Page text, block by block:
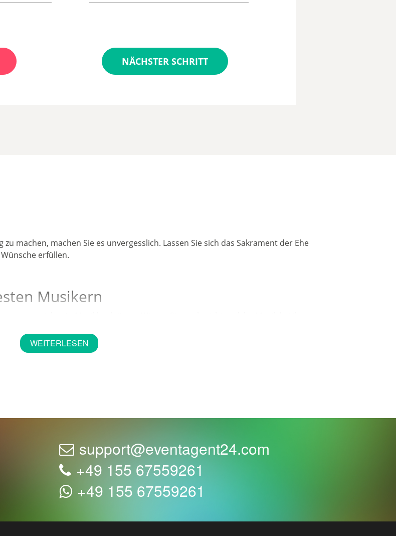
NÄCHSTER SCHRITT
machen, machen Sie es unvergesslich. Lassen Sie sich das Sakrament der Ehe
erfüllen.
Musikern
angestellt. Sie können auf jeden Geschmack etwas finden. Ob Sie Klassik, Pop-Lieder,
in Begleitung von „In meiner Welt“ von Aladdin zu sagen? Stellten Sie sich als die Heldin
für die Trauung zu finden, denn mit der richtigen Musik können Sie die
zum Lachen, Weinen, Seufzen, dem Ach und Weh bringen. Wählen Sie nur den Musikstil,
für den Musikstil und klicken Sie einfach weiter. Der Eventagent24 findet das Richtige
abspielen.
WEITERLESEN
support@eventagent24.com
+49 155 67559261
+49 155 67559261